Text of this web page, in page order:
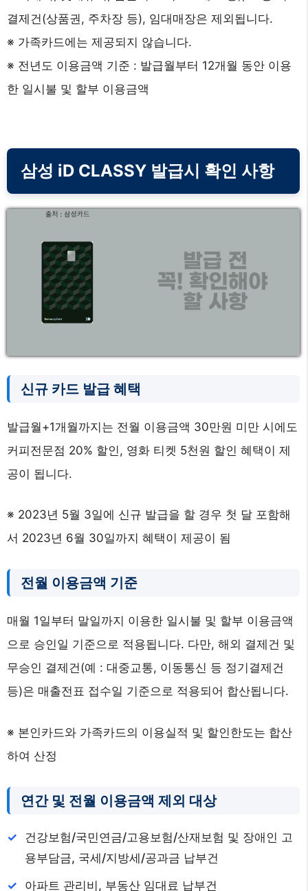
결제건(상품권, 주차장 등), 임대매장은 제외됩니다.
※ 가족카드에는 제공되지 않습니다.
※ 전년도 이용금액 기준 : 발급월부터 12개월 동안 이용
한 일시불 및 할부 이용금액
삼성 iD CLASSY 발급시 확인 사항
신규 카드 발급 혜택
발급월+1개월까지는 전월 이용금액 30만원 미만 시에도
커피전문점 20% 할인, 영화 티켓 5천원 할인 혜택이 제
공이 됩니다.
※ 2023년 5월 3일에 신규 발급을 할 경우 첫 달 포함해
서 2023년 6월 30일까지 혜택이 제공이 됨
전월 이용금액 기준
매월 1일부터 말일까지 이용한 일시불 및 할부 이용금액
으로 승인일 기준으로 적용됩니다. 다만, 해외 결제건 및
무승인 결제건(예 : 대중교통, 이동통신 등 정기결제건
등)은 매출전표 접수일 기준으로 적용되어 합산됩니다.
※ 본인카드와 가족카드의 이용실적 및 할인한도는 합산
하여 산정
연간 및 전월 이용금액 제외 대상
건강보험/국민연금/고용보험/산재보험 및 장애인 고
용부담금, 국세/지방세/공과금 납부건
아파트 관리비, 부동산 임대료 납부건